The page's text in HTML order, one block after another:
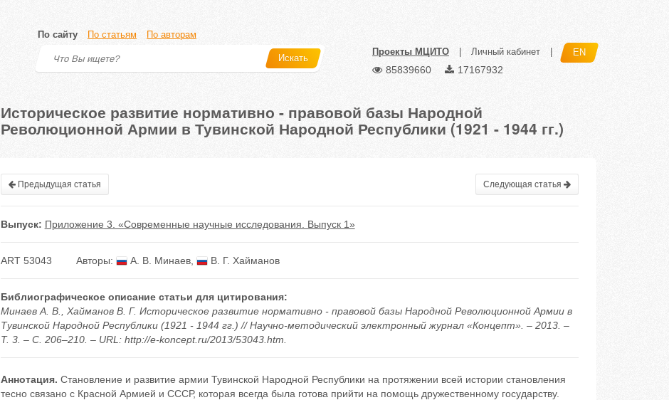
По сайту По статьям По авторам
Искать
Проекты МЦИТО Личный кабинет EN
85839660 17167932
Историческое развитие нормативно - правовой базы Народной
Революционной Армии в Тувинской Народной Республики (1921 - 1944 гг.)
Предыдущая статья Следующая статья
Выпуск: Приложение 3. «Современные научные исследования. Выпуск 1»
ART 53043 Авторы: А. В. Минаев, В. Г. Хайманов
Библиографическое описание статьи для цитирования:
Минаев А. В., Хайманов В. Г. Историческое развитие нормативно - правовой базы Народной Революционной Армии в
Тувинской Народной Республики (1921 - 1944 гг.) // Научно-методический электронный журнал «Концепт». – 2013. –
Т. 3. – С. 206–210. – URL: http://e-koncept.ru/2013/53043.htm.
Аннотация. Становление и развитие армии Тувинской Народной Республики на протяжении всей истории становления
тесно связано с Красной Армией и СССР, которая всегда была готова прийти на помощь дружественному государству.